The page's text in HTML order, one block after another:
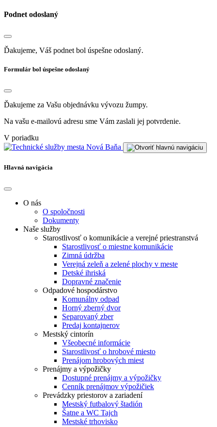
Podnet odoslaný
Ďakujeme, Váš podnet bol úspešne odoslaný.
Formulár bol úspešne odoslaný
Ďakujeme za Vašu objednávku vývozu žumpy.
Na vašu e-mailovú adresu sme Vám zaslali jej potvrdenie.
V poriadku
Hlavná navigácia
O nás
O spoločnosti
Dokumenty
Naše služby
Starostlivosť o komunikácie a verejné priestranstvá
Starostlivosť o miestne komunikácie
Zimná údržba
Verejná zeleň a zelené plochy v meste
Detské ihriská
Dopravné značenie
Odpadové hospodárstvo
Komunálny odpad
Horný zberný dvor
Separovaný zber
Predaj kontajnerov
Mestský cintorín
Všeobecné informácie
Starostlivosť o hrobové miesto
Prenájom hrobových miest
Prenájmy a výpožičky
Dostupné prenájmy a výpožičky
Cenník prenájmov výpožičiek
Prevádzky priestorov a zariadení
Mestský futbalový štadión
Šatne a WC Tajch
Mestské trhovisko